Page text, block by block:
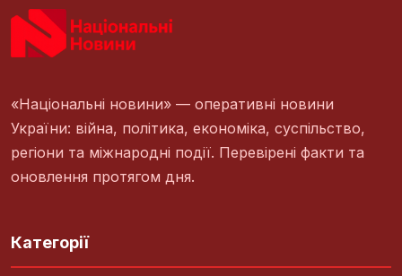
«Національні новини» — оперативні новини
України: війна, політика, економіка, суспільство,
регіони та міжнародні події. Перевірені факти та
оновлення протягом дня.
Категорії